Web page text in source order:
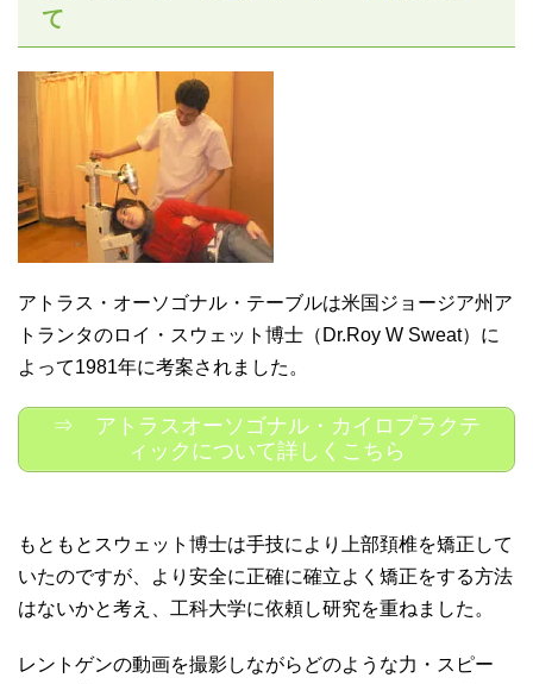
て
アトラス・オーソゴナル・テーブルは米国ジョージア州ア
トランタのロイ・スウェット博士（Dr.Roy W Sweat）に
よって1981年に考案されました。
⇒ アトラスオーソゴナル・カイロプラクテ
ィックについて詳しくこちら
もともとスウェット博士は手技により上部頚椎を矯正して
いたのですが、より安全に正確に確立よく矯正をする方法
はないかと考え、工科大学に依頼し研究を重ねました。
レントゲンの動画を撮影しながらどのような力・スピー